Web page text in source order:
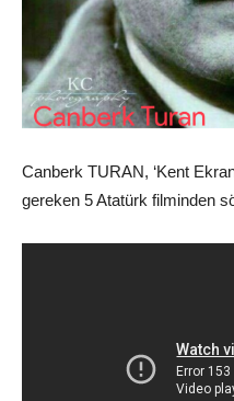
Canberk TURAN, ‘Kent
gereken 5 Atatürk filminden